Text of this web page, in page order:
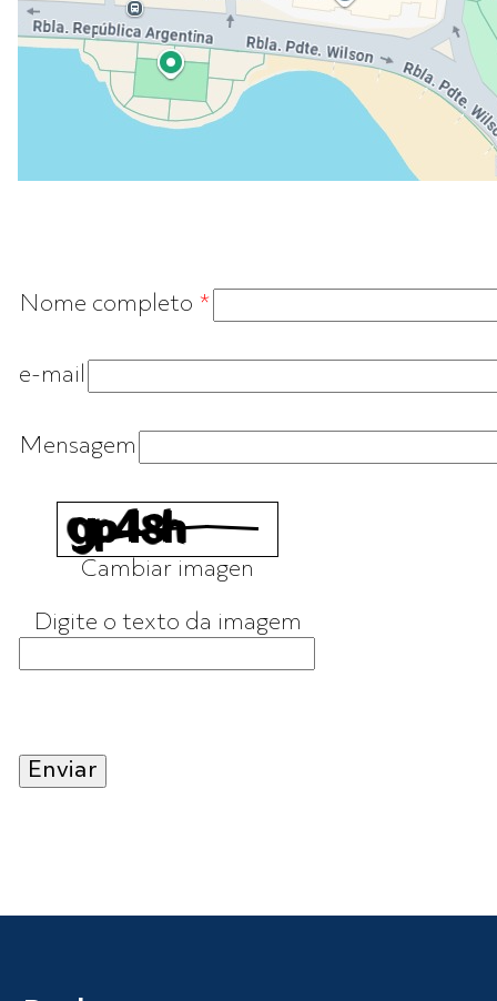
Nome completo *
e-mail
Mensagem
Cambiar imagen
Digite o texto da imagem